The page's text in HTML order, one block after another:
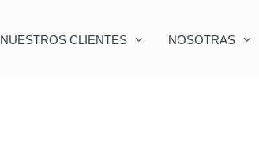
NUESTROS CLIENTES NOSOTRAS